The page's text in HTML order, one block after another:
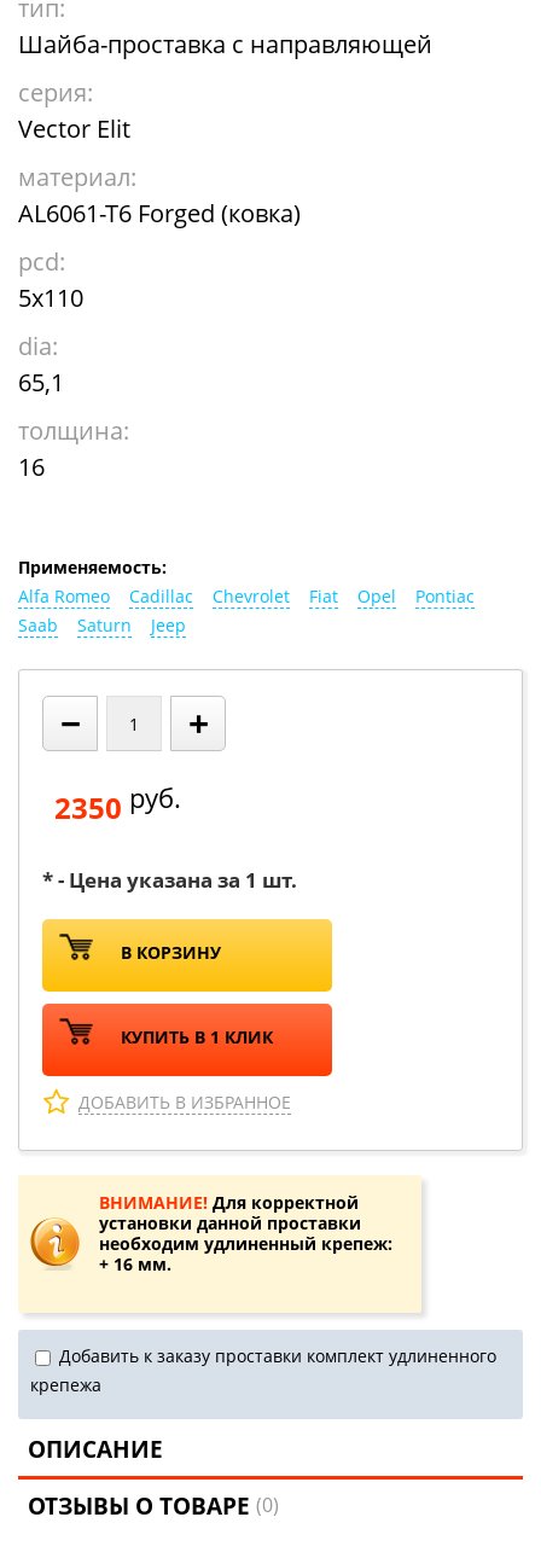
тип:
Шайба-проставка с направляющей
серия:
Vector Elit
материал:
AL6061-T6 Forged (ковка)
pcd:
5x110
dia:
65,1
толщина:
16
Применяемость:
Alfa Romeo
Cadillac Chevrolet Fiat Opel
Pontiac
Saab
Saturn Jeep
− +
2350 руб.
* - Цена указана за 1 шт.
В КОРЗИНУ
КУПИТЬ В 1 КЛИК
ДОБАВИТЬ В ИЗБРАННОЕ
ВНИМАНИЕ! Для корректной
установки данной проставки
необходим удлиненный крепеж:
+ 16 мм.
Добавить к заказу проставки комплект удлиненного
крепежа
ОПИСАНИЕ
ОТЗЫВЫ О ТОВАРЕ(0)